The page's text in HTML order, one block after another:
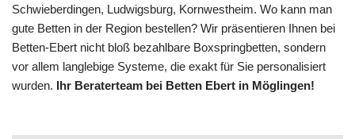
Schwieberdingen, Ludwigsburg, Kornwestheim. Wo kann man
gute Betten in der Region bestellen? Wir präsentieren Ihnen bei
Betten-Ebert nicht bloß bezahlbare Boxspringbetten, sondern
vor allem langlebige Systeme, die exakt für Sie personalisiert
wurden. Ihr Beraterteam bei Betten Ebert in Möglingen!